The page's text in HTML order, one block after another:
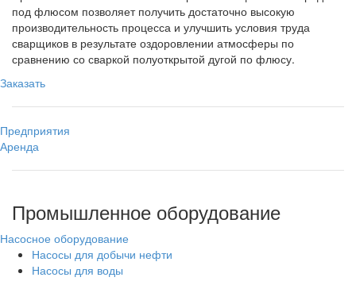
под флюсом позволяет получить достаточно высокую
производительность процесса и улучшить условия труда
сварщиков в результате оздоровлении атмосферы по
сравнению со сваркой полуоткрытой дугой по флюсу.
Заказать
Предприятия
Аренда
Промышленное оборудование
Насосное оборудование
Насосы для добычи нефти
Насосы для воды